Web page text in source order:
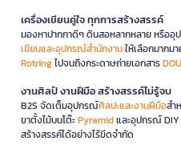
เครื่องเขียนคู่ใจ ทุกการสร้างสรรค์
มองหาปากกาดีๆ ดินสอหลากหลาย หรือ
เขียนและอุปกรณ์สำนักงานให้เลือกมากม
Rotringไปจนถึงกระดาษถ่ายเอกสาร
งานศิลป์ งานฝีมือ สร้างสรรค์ไม่รู้จบ
B2S จัดเต็มอุปกรณ์ศิลปะและงานฝีมือสำ
ขาตั้งไม้บนโต๊ะPyramidและอุปกรณ์
สร้างสรรค์ได้อย่างไร้ขีดจำกัด